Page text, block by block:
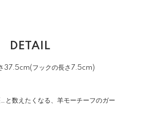
DETAIL
37.5cm(フックの長さ7.5cm)
と数えたくなる、羊モーチーフのガー